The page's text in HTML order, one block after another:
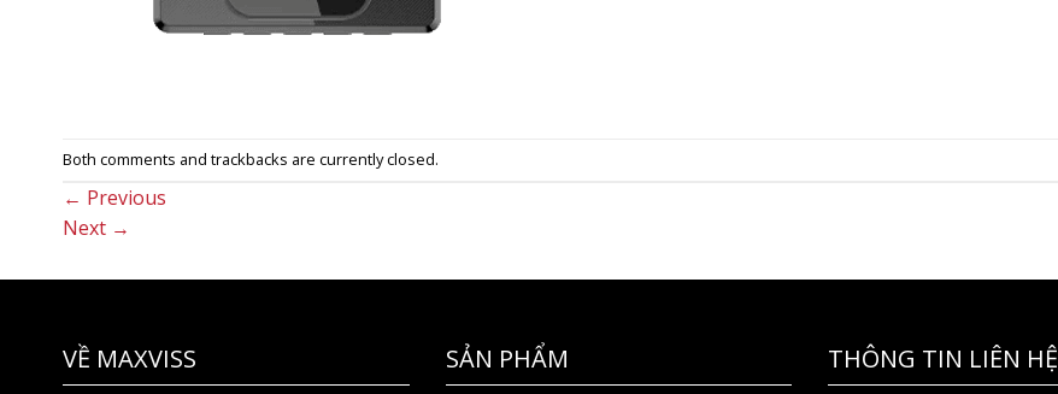
Both comments and trackbacks are currently closed.
← Previous
Next →
VỀ MAXVISS SẢN PHẨM THÔNG TIN LIÊN HỆ